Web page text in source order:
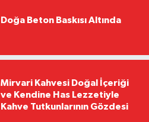
Doğa Beton Baskısı Altında
Mirvari Kahvesi Doğal İçeriği
ve Kendine Has Lezzetiyle
Kahve Tutkunlarının Gözdesi